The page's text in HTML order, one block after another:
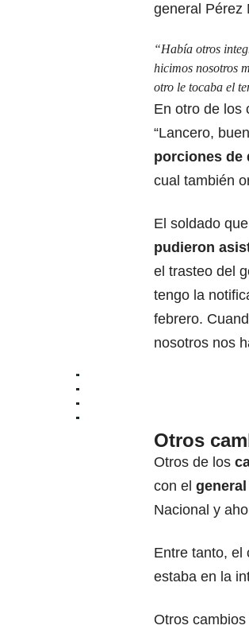
general Pérez
“Había otros
hicimos nosotros
otro le tocaba el
En otro de los
“Lancero,
porciones de
cual también
El soldado
pudieron
el trasteo del
tengo la
febrero.
nosotros nos
Otros
Otros de los
con el
Nacional y
Entre tanto, el
estaba en la
Otros cambios